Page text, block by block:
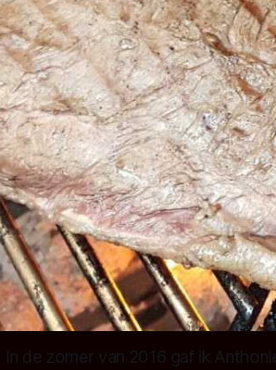
In de zomer van 2016 gaf ik